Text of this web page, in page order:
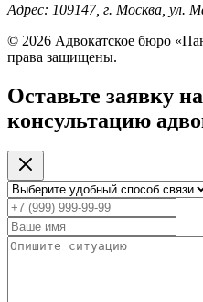
Адрес: 109147, г. Москва, ул.
© 2026 Адвокатское бюро
права защищены.
Оставьте заявку
консультацию